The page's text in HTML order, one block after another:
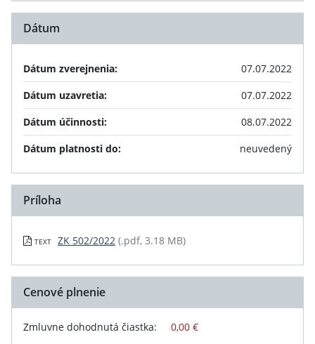
Dátum
Dátum zverejnenia:
07.07.2022
Dátum uzavretia:
07.07.2022
Dátum účinnosti:
08.07.2022
Dátum platnosti do:
neuvedený
Príloha
TEXT ZK 502/2022 (.pdf, 3.18 MB)
Cenové plnenie
Zmluvne dohodnutá čiastka: 0,00 €